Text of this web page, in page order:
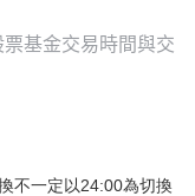
票基金交易時間與交
不一定以24:00為切換